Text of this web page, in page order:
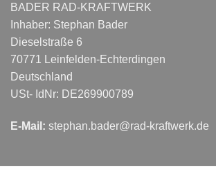
BADER RAD-KRAFTWERK
Inhaber: Stephan Bader
Dieselstraße 6
70771 Leinfelden-Echterdingen
Deutschland
USt- IdNr: DE269900789
E-Mail: stephan.bader@rad-kraftwerk.de